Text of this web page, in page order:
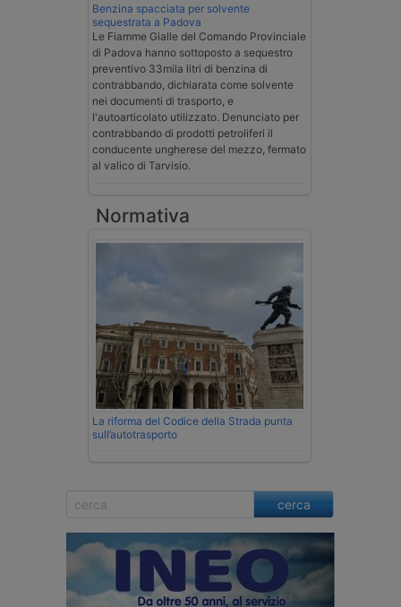
Benzina spacciata per solvente
sequestrata a Padova
Le Fiamme Gialle del Comando Provinciale
di Padova hanno sottoposto a sequestro
preventivo 33mila litri di benzina di
contrabbando, dichiarata come solvente
nei documenti di trasporto, e
l'autoarticolato utilizzato. Denunciato per
contrabbando di prodotti petroliferi il
conducente ungherese del mezzo, fermato
al valico di Tarvisio.
Normativa
La riforma del Codice della Strada punta
sull’autotrasporto
cerca